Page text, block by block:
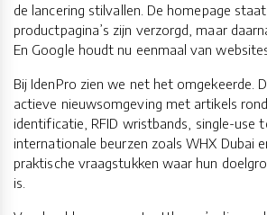
de lancering stilvallen. De homepage
productpagina’s zijn verzorgd, maar
En Google houdt nu eenmaal van
Bij IdenPro zien we net het omgekeerde.
actieve nieuwsomgeving met artikels
identificatie, RFID wristbands, single-use
internationale beurzen zoals WHX Dubai
praktische vraagstukken waar hun
is.